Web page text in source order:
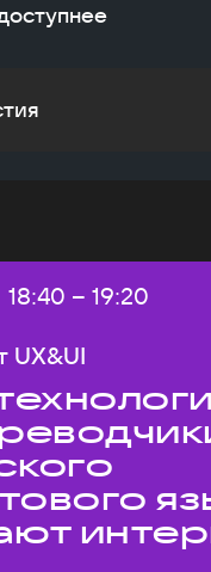
Начало:
18:40 – Конец:
19:20
UX&UI